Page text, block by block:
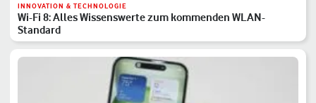
INNOVATION & TECHNOLOGIE
Wi-Fi 8: Alles Wissenswerte zum kommenden WLAN-
Standard